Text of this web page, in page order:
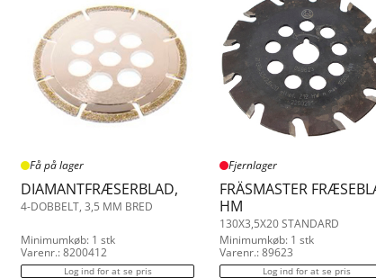
2.000
2.900
3.800
4.500
5.000
5.800
6.500
Få på lager
DIAMANTFRÆSERBLAD,
4-DOBBELT, 3,5 MM BRED
Minimumkøb: 1 stk
Varenr.: 8200412
Log ind for at se pris
Fjernlager
FRÄSMASTER
HM
130X3,5X20 STANDARD
Minimumkøb: 1 stk
Varenr.: 89623
Log ind for at se pris